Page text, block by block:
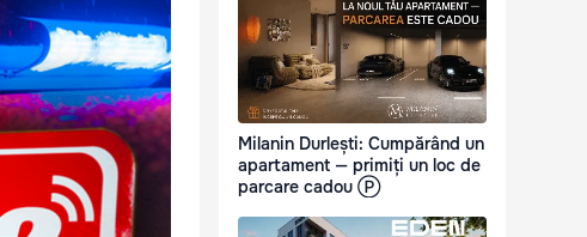
Milanin Durlești: Cumpărând un
apartament — primiți un loc de
parcare cadou Ⓟ